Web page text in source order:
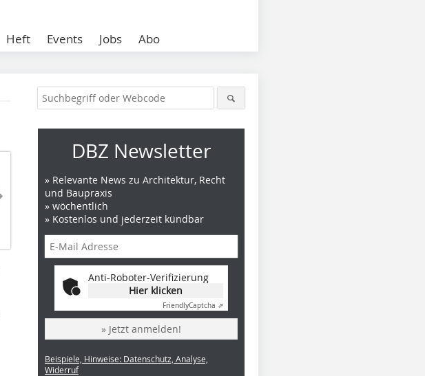
Heft Events Jobs Abo
DBZ Newsletter
» Relevante News zu Architektur, Recht
und Baupraxis
» wöchentlich
» Kostenlos und jederzeit kündbar
Anti-Roboter-Verifizierung
Hier klicken
FriendlyCaptcha ⇗
» Jetzt anmelden!
Beispiele, Hinweise: Datenschutz, Analyse,
Widerruf